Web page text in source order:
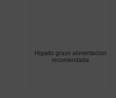
Higado graso alimentacion
recomendada